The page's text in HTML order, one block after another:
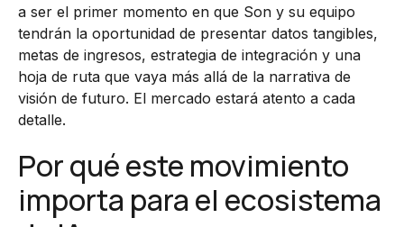
a ser el primer momento en que Son y su equipo
tendrán la oportunidad de presentar datos tangibles,
metas de ingresos, estrategia de integración y una
hoja de ruta que vaya más allá de la narrativa de
visión de futuro. El mercado estará atento a cada
detalle.
Por qué este movimiento
importa para el ecosistema